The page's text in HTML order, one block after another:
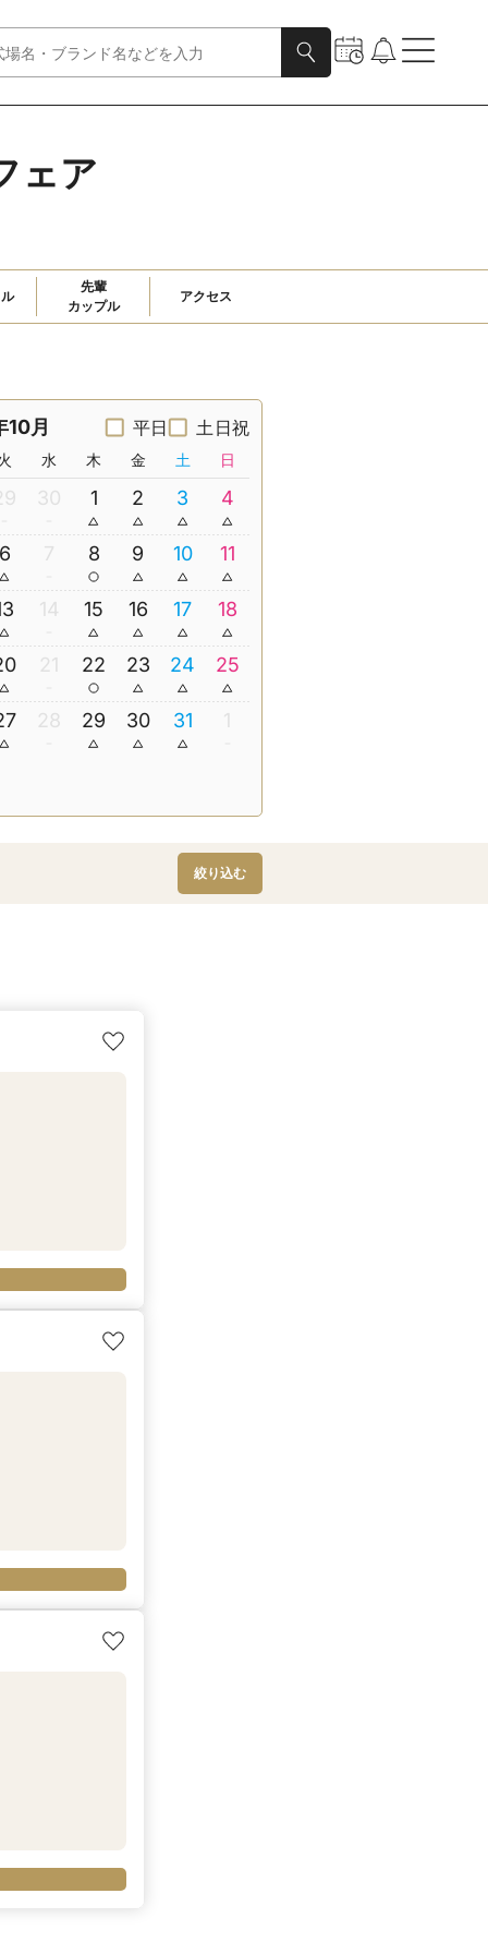
ェア
先輩
カップル
アクセス
月 平日 土日祝
水 木 金 土 日
30 1 2 3 4
7 8 9 10 11
14 15 16 17 18
21 22 23 24 25
28 29 30 31 1
絞り込む